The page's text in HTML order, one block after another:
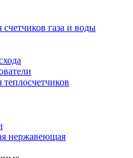
газа и воды
нержавеющая